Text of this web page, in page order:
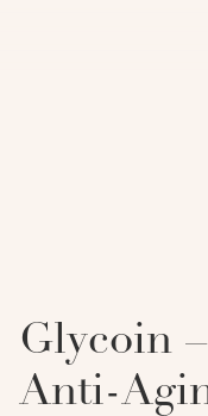
Glycoin
Anti-